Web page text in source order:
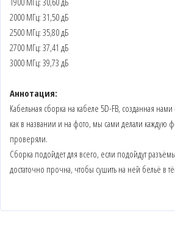
2000 МГц: 31,50 дБ
2500 МГц: 35,80 дБ
2700 МГц: 37,41 дБ
3000 МГц: 39,73 дБ
Аннотация:
Кабельная сборка на кабеле 5D-FB, созданная
как в названии и на фото, мы сами делали каждую
проверяли.
Сборка подойдет для всего, если подойдут
достаточно прочна, чтобы сушить на ней бельё в